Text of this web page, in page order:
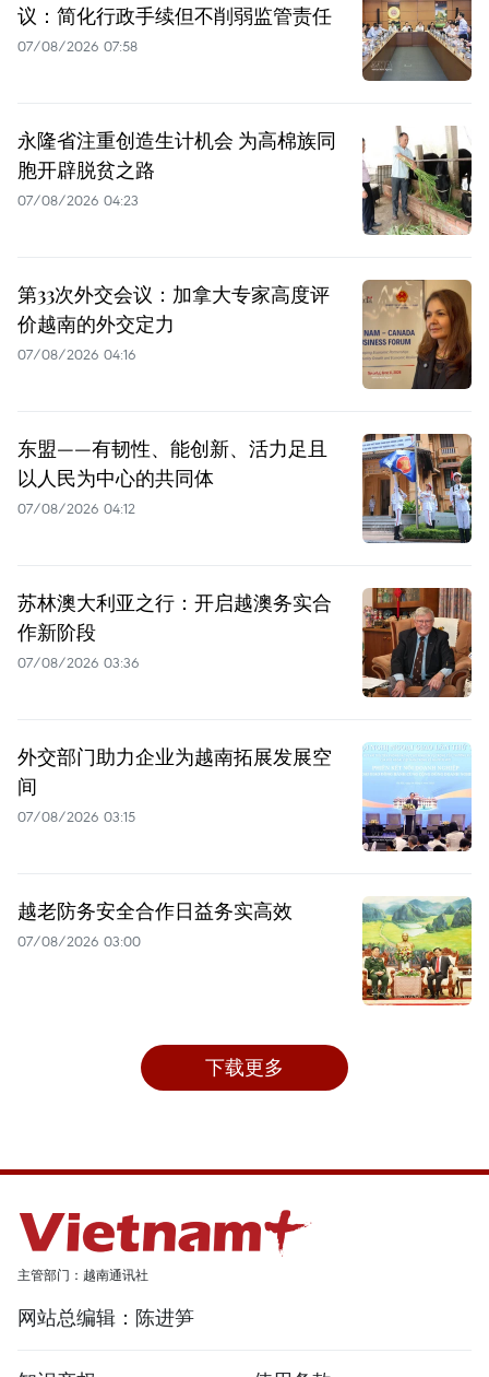
议：简化行政手续但不削弱监管责任
07/08/2026 07:58
永隆省注重创造生计机会 为高棉族同
胞开辟脱贫之路
07/08/2026 04:23
第33次外交会议：加拿大专家高度评
价越南的外交定力
07/08/2026 04:16
东盟——有韧性、能创新、活力足且
以人民为中心的共同体
07/08/2026 04:12
苏林澳大利亚之行：开启越澳务实合
作新阶段
07/08/2026 03:36
外交部门助力企业为越南拓展发展空
间
07/08/2026 03:15
越老防务安全合作日益务实高效
07/08/2026 03:00
下载更多
主管部门：越南通讯社
网站总编辑：陈进笋